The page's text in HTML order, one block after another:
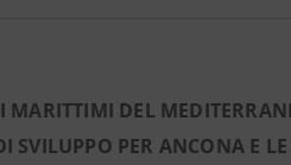
MARITTIMI DEL
SVILUPPO PER ANCONA E